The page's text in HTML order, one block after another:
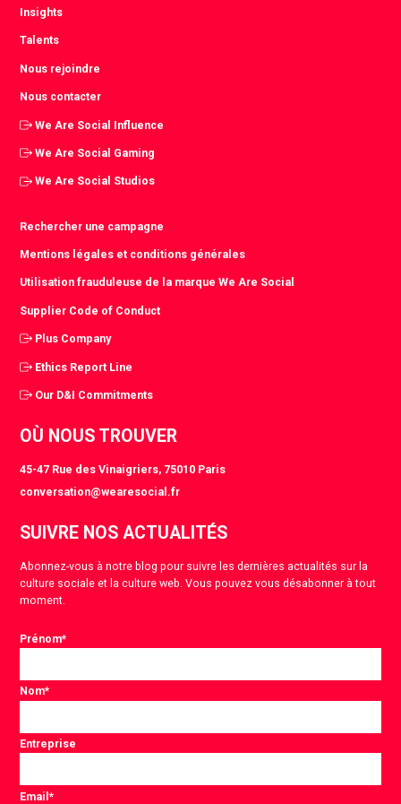
Insights
Talents
Nous rejoindre
Nous contacter
We Are Social Influence
We Are Social Gaming
We Are Social Studios
Rechercher une campagne
Mentions légales et conditions générales
Utilisation frauduleuse de la marque We Are Social
Supplier Code of Conduct
Plus Company
Ethics Report Line
Our D&I Commitments
OÙ NOUS TROUVER
45-47 Rue des Vinaigriers, 75010 Paris
conversation@wearesocial.fr
SUIVRE NOS ACTUALITÉS
Abonnez-vous à notre blog pour suivre les dernières actualités sur la
culture sociale et la culture web. Vous pouvez vous désabonner à tout
moment.
Prénom*
Nom*
Entreprise
Email*